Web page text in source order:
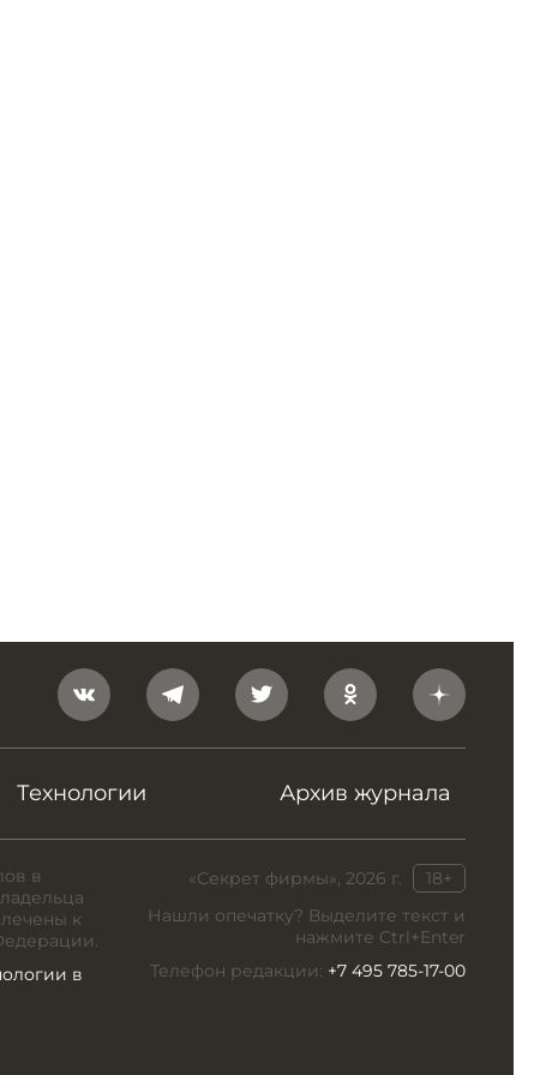
Технологии Архив журнала
«Секрет фирмы», 2026 г.
18+
Нашли опечатку? Выделите текст и
нажмите Ctrl+Enter
Телефон редакции: +7 495 785-17-00
в
к
в